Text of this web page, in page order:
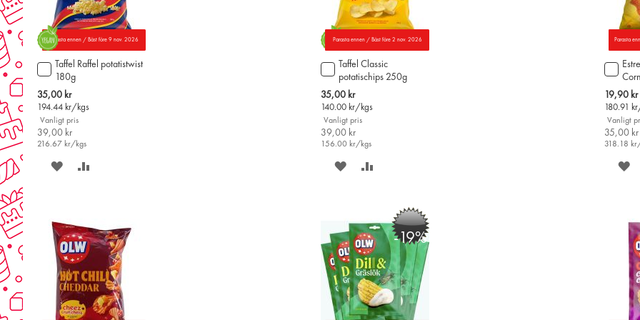
Parasta ennen / Bäst före 9 nov. 2026
Taffel Raffel potatistwist
180g
Special
Price
35,00 kr
194.44 kr/kgs
Vanligt pris
39,00 kr
216.67 kr/kgs
Lägg
till
i
varukorgen
SPARA
Parasta ennen / Bäst före 2 nov. 2026
Taffel Classic
potatischips 250g
Special
Price
35,00 kr
140.00 kr/kgs
Vanligt pris
39,00 kr
156.00 kr/kgs
Lägg
till
i
varukorgen
SPARA
ÖNSKELISTAN
JÄMFÖR
Parasta
Special
Price
19,90 kr
180.91
Vanligt
35,00 kr
318.18
Lägg
till
i
-19%